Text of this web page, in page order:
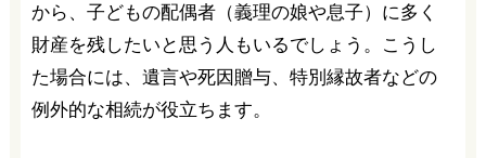
から、子どもの配偶者（義理の娘や息子）に多く
財産を残したいと思う人もいるでしょう。こうし
た場合には、遺言や死因贈与、特別縁故者などの
例外的な相続が役立ちます。